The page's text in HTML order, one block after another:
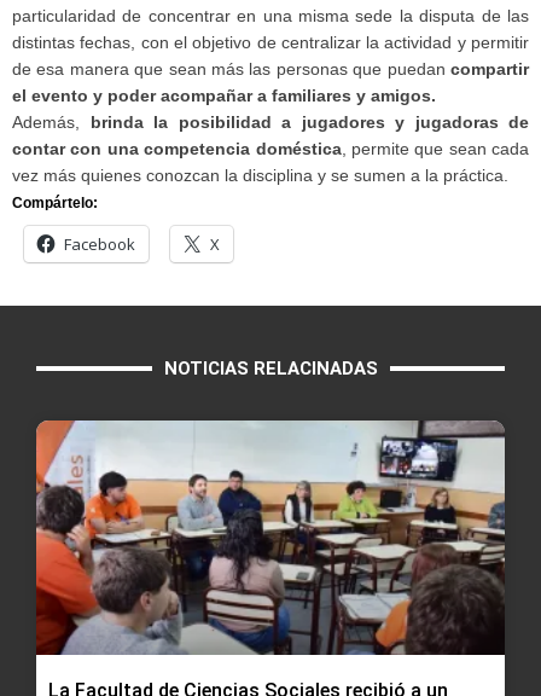
particularidad de concentrar en una misma sede la disputa de las
distintas fechas, con el objetivo de centralizar la actividad y permitir
de esa manera que sean más las personas que puedan compartir
el evento y poder acompañar a familiares y amigos.
Además, brinda la posibilidad a jugadores y jugadoras de
contar con una competencia doméstica, permite que sean cada
vez más quienes conozcan la disciplina y se sumen a la práctica.
Compártelo:
Facebook X
NOTICIAS RELACINADAS
La Facultad de Ciencias Sociales recibió a un